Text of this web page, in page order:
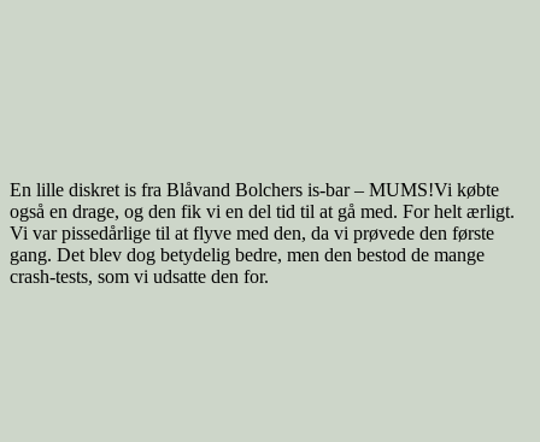
En lille diskret is fra Blåvand Bolchers is-bar – MUMS!Vi købte
også en drage, og den fik vi en del tid til at gå med. For helt ærligt.
Vi var pissedårlige til at flyve med den, da vi prøvede den første
gang. Det blev dog betydelig bedre, men den bestod de mange
crash-tests, som vi udsatte den for.